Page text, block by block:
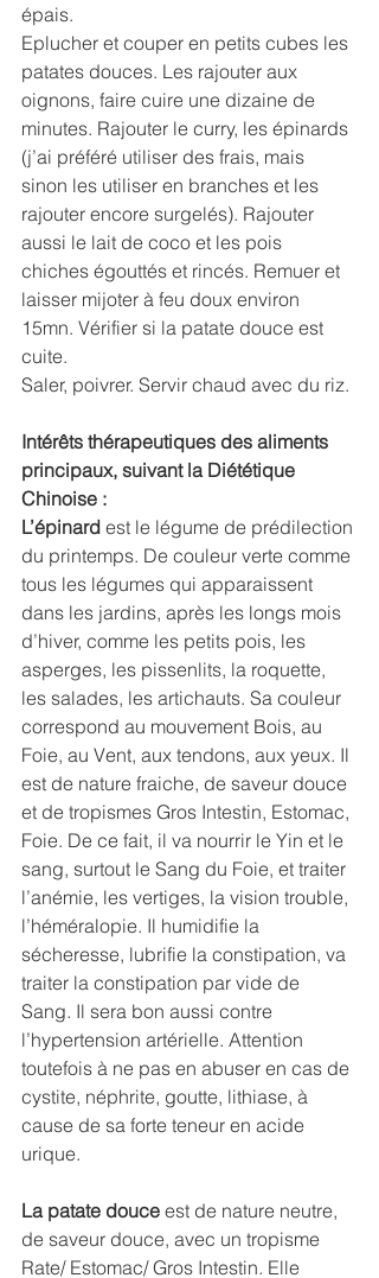
épais.
Eplucher et couper en petits cubes les
patates douces. Les rajouter aux
oignons, faire cuire une dizaine de
minutes. Rajouter le curry, les épinards
(j’ai préféré utiliser des frais, mais
sinon les utiliser en branches et les
rajouter encore surgelés). Rajouter
aussi le lait de coco et les pois
chiches égouttés et rincés. Remuer et
laisser mijoter à feu doux environ
15mn. Vérifier si la patate douce est
cuite.
Saler, poivrer. Servir chaud avec du riz.
Intérêts thérapeutiques des aliments
principaux, suivant la Diététique
Chinoise :
L’épinard est le légume de prédilection
du printemps. De couleur verte comme
tous les légumes qui apparaissent
dans les jardins, après les longs mois
d’hiver, comme les petits pois, les
asperges, les pissenlits, la roquette,
les salades, les artichauts. Sa couleur
correspond au mouvement Bois, au
Foie, au Vent, aux tendons, aux yeux. Il
est de nature fraiche, de saveur douce
et de tropismes Gros Intestin, Estomac,
Foie. De ce fait, il va nourrir le Yin et le
sang, surtout le Sang du Foie, et traiter
l’anémie, les vertiges, la vision trouble,
l’héméralopie. Il humidifie la
sécheresse, lubrifie la constipation, va
traiter la constipation par vide de
Sang. Il sera bon aussi contre
l’hypertension artérielle. Attention
toutefois à ne pas en abuser en cas de
cystite, néphrite, goutte, lithiase, à
cause de sa forte teneur en acide
urique.
La patate douce est de nature neutre,
de saveur douce, avec un tropisme
Rate/ Estomac/ Gros Intestin. Elle